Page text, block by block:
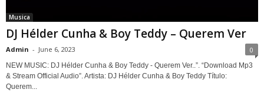
Musica
DJ Hélder Cunha & Boy Teddy – Querem Ver
Admin - June 6, 2023 0
NEW MUSIC: DJ Hélder Cunha & Boy Teddy - Querem Ver..”. “Download Mp3
& Stream Official Audio”. Artista: DJ Hélder Cunha & Boy Teddy Título:
Querem...